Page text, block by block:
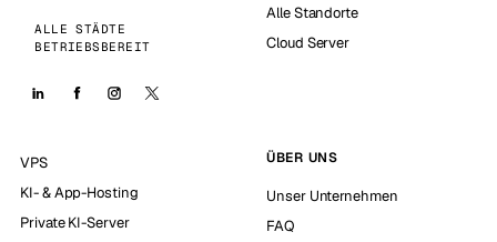
ALLE STÄDTE
BETRIEBSBEREIT
Alle Standorte
Cloud Server
VPS
KI- & App-Hosting
Private KI-Server
ÜBER UNS
Unser Unternehmen
FAQ